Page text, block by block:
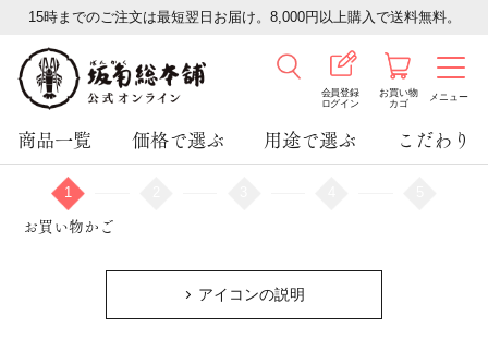
15時までのご注文は最短翌日お届け。8,000円以上購入で送料無料。
会員登録
ログイン
お買い物
カゴ
メニュー
商品一覧 価格で選ぶ 用途で選ぶ こだわり
1
お買い物かご
アイコンの説明